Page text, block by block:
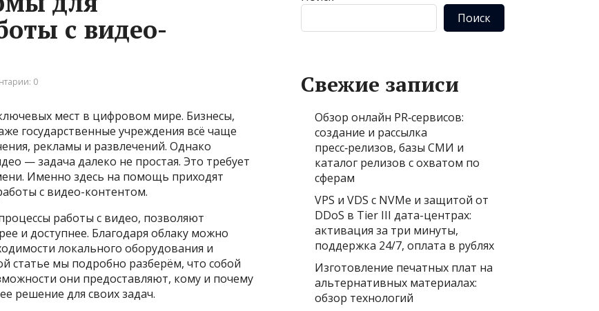
с видео-
0
мест в цифровом мире. Бизнесы,
государственные учреждения всё чаще
рекламы и развлечений. Однако
— задача далеко не простая. Это требует
Именно здесь на помощь приходят
с видео-контентом.
работы с видео, позволяют
и доступнее. Благодаря облаку можно
локального оборудования и
статье мы подробно разберём, что собой
они предоставляют, кому и почему
решение для своих задач.
Поиск
Свежие записи
Обзор онлайн PR‑сервисов:
создание и рассылка
пресс‑релизов, базы СМИ и
каталог релизов с охватом по
сферам
VPS и VDS с NVMe и защитой от
DDoS в Tier III дата-центрах:
активация за три минуты,
поддержка 24/7, оплата в рублях
Изготовление печатных плат на
альтернативных материалах:
обзор технологий